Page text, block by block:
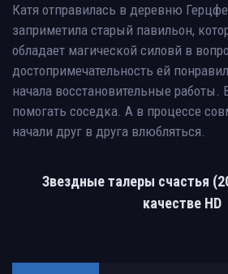
Катя отправилась в деревню
заприметила старый павильон,
обладает магической силовй в
достопримечательность ей
начала восстановительные работы.
помогать соседка. А в процессе
начали друг в друга влюбляться.
Звездные талеры счастья
качестве HD